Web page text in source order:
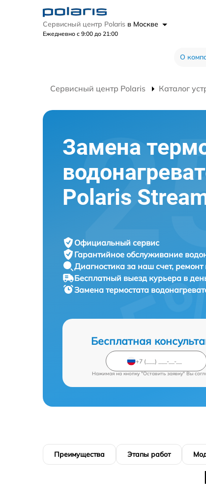
Сервисный центр Polaris в Москве
Ежедневно с 9:00 до 21:00
О
Сервисный центр Polaris Каталог
Замена
Polaris
Официальный сервис
Гарантийное обслуживание
Диагностика за наш счет,
Бесплатный выезд курьера в
Замена термостата
Бесплатная
Нажимая на кнопку "Оставить заявку" Вы
Преимущества Этапы работ